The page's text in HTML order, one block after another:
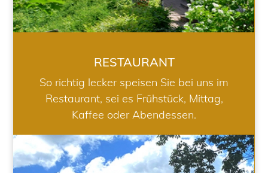
RESTAURANT
So richtig lecker speisen Sie bei uns im
Restaurant, sei es Frühstück, Mittag,
Kaffee oder Abendessen.